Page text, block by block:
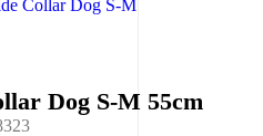
Dog S-M 55cm